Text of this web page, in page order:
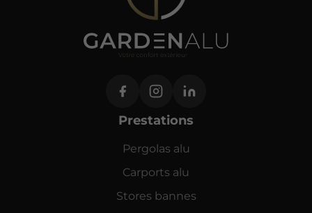
Prestations
Pergolas alu
Carports alu
Stores bannes